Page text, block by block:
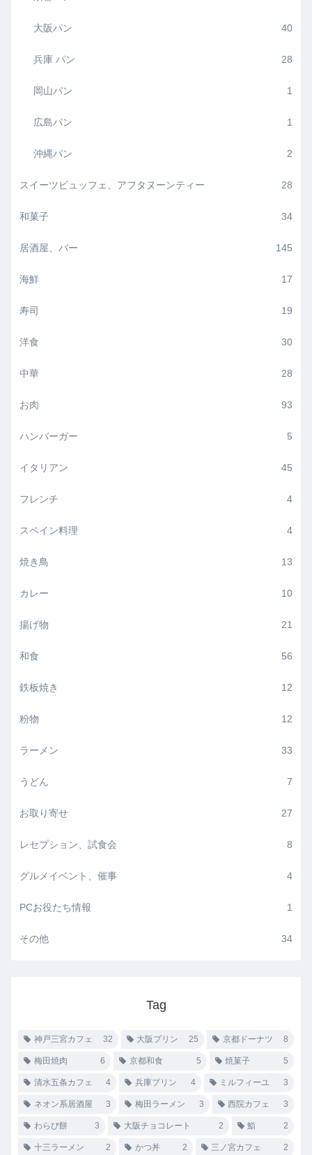
大阪パン 40
兵庫 パン 28
岡山パン 1
広島パン 1
沖縄パン 2
スイーツビュッフェ、アフタヌーンティー 28
和菓子 34
居酒屋、バー 145
海鮮 17
寿司 19
洋食 30
中華 28
お肉 93
ハンバーガー 5
イタリアン 45
フレンチ 4
スペイン料理 4
焼き鳥 13
カレー 10
揚げ物 21
和食 56
鉄板焼き 12
粉物 12
ラーメン 33
うどん 7
お取り寄せ 27
レセプション、試食会 8
グルメイベント、催事 4
PCお役たち情報 1
その他 34
Tag
神戸三宮カフェ 32 大阪プリン 25 京都ドーナツ 8
梅田焼肉 6 京都和食 5 焼菓子 5
清水五条カフェ 4 兵庫プリン 4 ミルフィーユ 3
ネオン系居酒屋 3 梅田ラーメン 3 西院カフェ 3
わらび餅 3 大阪チョコレート 2 鮨 2
十三ラーメン 2 かつ丼 2 三ノ宮カフェ 2